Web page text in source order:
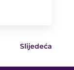
Slijedeća